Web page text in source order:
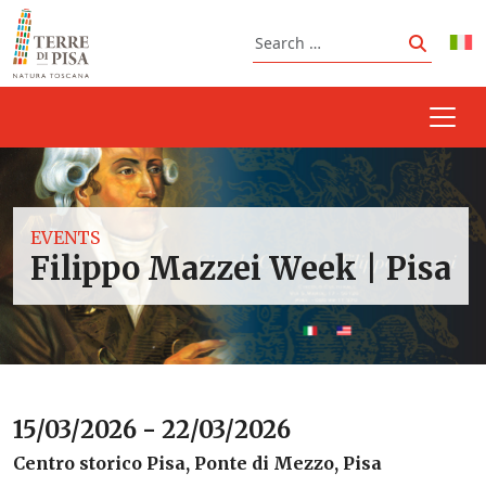
Skip to content
Search
Search
EVENTS
Filippo Mazzei Week | Pisa
15/03/2026 - 22/03/2026
Centro storico Pisa, Ponte di Mezzo, Pisa